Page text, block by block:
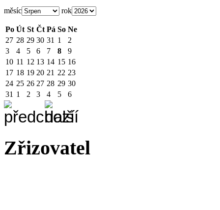
měsíc rok
Po Út St Čt Pá So Ne
27 28 29 30 31 1
2
3
4 5 6 7 8
9
10 11 12 13 14 15 16
17 18 19 20 21 22 23
24 25 26 27 28 29 30
31 1 2 3 4 5 6
Zřizovatel